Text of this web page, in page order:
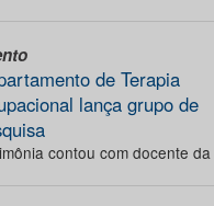
de Terapia
lança grupo de
contou com docente da